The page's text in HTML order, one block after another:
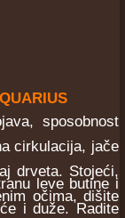
sposobnost
cirkulacija, jače
Stojeći,
leve butine i
očima, dišite
i duže. Radite